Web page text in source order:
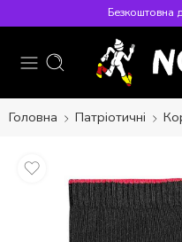
Безкоштовна
Головна Патріотичні